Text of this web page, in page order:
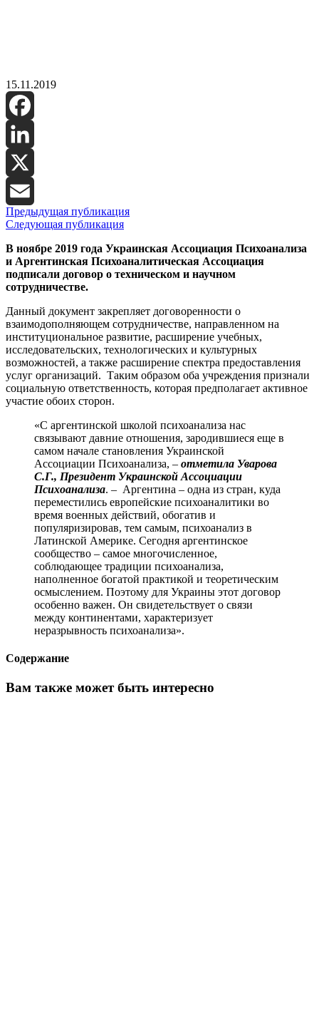
15.11.2019
Facebook
LinkedIn
X
Email
Предыдущая публикация
Следующая публикация
В ноябре 2019 года Украинская Ассоциация Психоанализа
и Аргентинская Психоаналитическая Ассоциация
подписали договор о техническом и научном
сотрудничестве.
Данный документ закрепляет договоренности о
взаимодополняющем сотрудничестве, направленном на
институциональное развитие, расширение учебных,
исследовательских, технологических и культурных
возможностей, а также расширение спектра предоставления
услуг организаций. Таким образом оба учреждения признали
социальную ответственность, которая предполагает активное
участие обоих сторон.
«С аргентинской школой психоанализа нас
связывают давние отношения, зародившиеся еще в
самом начале становления Украинской
Ассоциации Психоанализа, – отметила Уварова
С.Г., Президент Украинской Ассоциации
Психоанализа. – Аргентина – одна из стран, куда
переместились европейские психоаналитики во
время военных действий, обогатив и
популяризировав, тем самым, психоанализ в
Латинской Америке. Сегодня аргентинское
сообщество – самое многочисленное,
соблюдающее традиции психоанализа,
наполненное богатой практикой и теоретическим
осмыслением. Поэтому для Украины этот договор
особенно важен. Он свидетельствует о связи
между континентами, характеризует
неразрывность психоанализа».
Содержание
Вам также может быть интересно